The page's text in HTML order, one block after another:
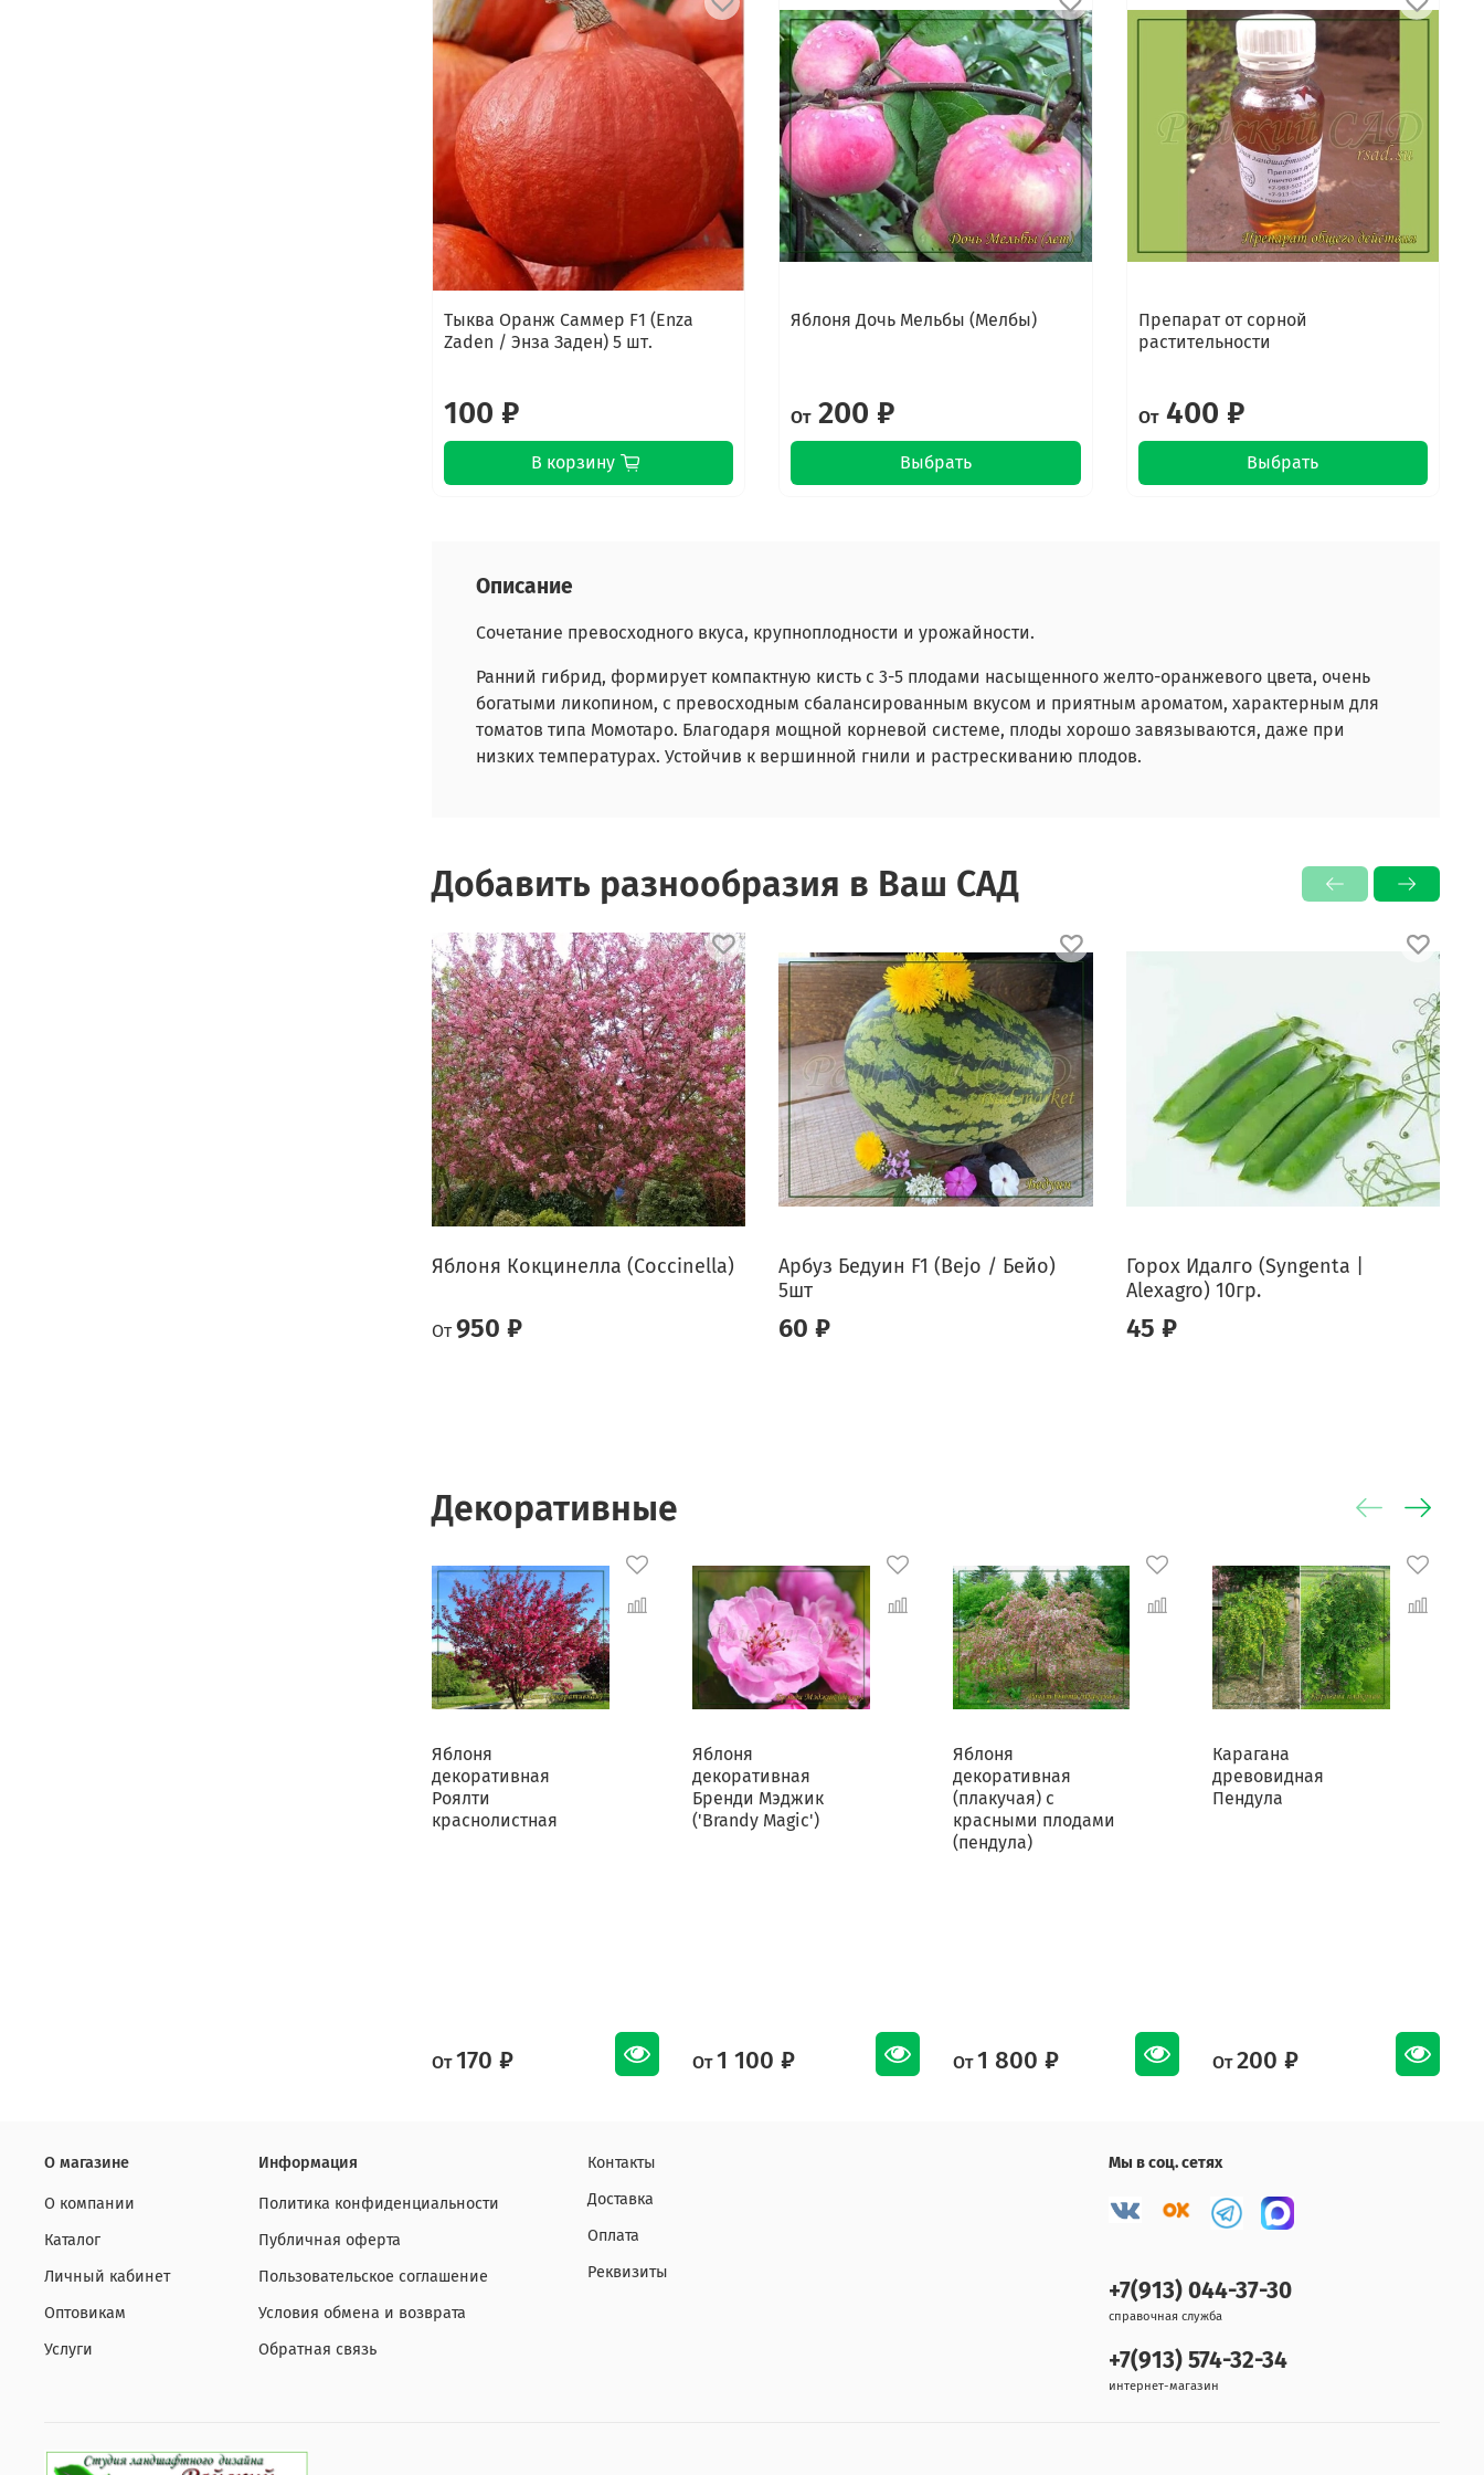
Тыква Оранж Саммер F1 (Enza
Zaden / Энза Заден) 5 шт.
100 ₽
В корзину
Яблоня Дочь Мельбы (Мелбы)
От200 ₽
Выбрать
Препарат от сорной
растительности
От400 ₽
Выбрать
Описание
Сочетание превосходного вкуса, крупноплодности и урожайности.
Ранний гибрид, формирует компактную кисть с 3-5 плодами насыщенного желто-оранжевого цвета, очень
богатыми ликопином, с превосходным сбалансированным вкусом и приятным ароматом, характерным для
томатов типа Момотаро. Благодаря мощной корневой системе, плоды хорошо завязываются, даже при
низких температурах. Устойчив к вершинной гнили и растрескиванию плодов.
Добавить разнообразия в Ваш САД
Яблоня Кокцинелла (Coccinella)
От 950 ₽
Арбуз Бедуин F1 (Bejo / Бейо)
5шт
60 ₽
Горох Идалго (Syngenta |
Alexagro) 10гр.
45 ₽
Декоративные
Яблоня
декоративная
Роялти
краснолистная
От 170 ₽
Яблоня
декоративная
Бренди Мэджик
('Brandy Magic')
От 1 100 ₽
Яблоня
декоративная
(плакучая) с
красными плодами
(пендула)
От 1 800 ₽
Карагана
древовидная
Пендула
От 200 ₽
О магазине
О компании
Каталог
Личный кабинет
Оптовикам
Услуги
Информация
Политика конфиденциальности
Публичная оферта
Пользовательское соглашение
Условия обмена и возврата
Обратная связь
Контакты
Доставка
Оплата
Реквизиты
Мы в соц. сетях
+7(913) 044-37-30
справочная служба
+7(913) 574-32-34
интернет-магазин